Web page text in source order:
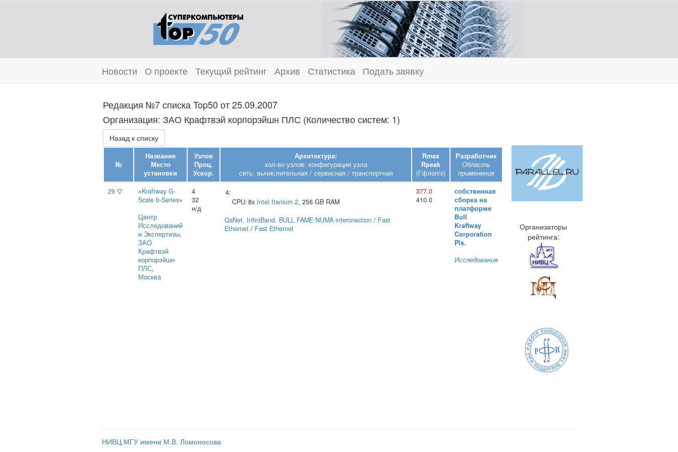
Новости О проекте Текущий рейтинг Архив Статистика Подать заявку
Редакция №7 списка Top50 от 25.09.2007
Организация: ЗАО Крафтвэй корпорэйшн ПЛС (Количество систем: 1)
Назад к списку
№
Название
Место
установки
Узлов
Проц.
Ускор.
Архитектура:
кол-во узлов: конфигурация узла
сеть: вычислительная / сервисная / транспортная
Rmax
Rpeak
(Гфлоп/c)
Разработчик
Область
применения
29 ▽ «Kraftway G-
Scale b-Series»
Центр
Исследований
и Экспертизы,
ЗАО
Крафтвэй
корпорэйшн
ПЛС,
Москва
4
32
н/д
4:
CPU:8x Intel Itanium 2, 256 GB RAM
QsNet, InfiniBand, BULL FAME NUMA intercnection / Fast
Ethernet / Fast Ethernet
377.0
410.0
собственная
сборка на
платформе
Bull
Kraftway
Corporation
Pls.
Исследования
Организаторы
рейтинга:
НИВЦ МГУ имени М.В. Ломоносова